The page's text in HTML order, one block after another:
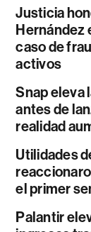
Justicia
Hernández
caso de
activos
Snap eleva
antes de
realidad
Utilidades
el primer
Palantir